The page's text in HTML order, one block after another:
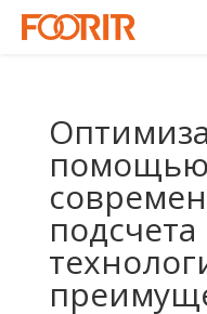
помощью